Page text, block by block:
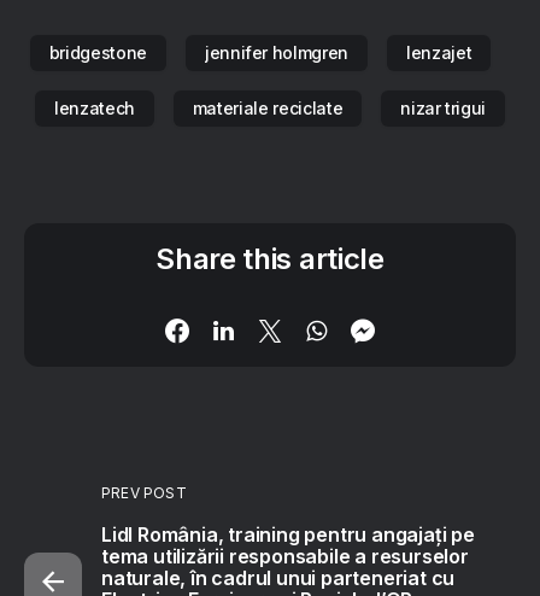
bridgestone jennifer holmgren lenzajet
lenzatech materiale reciclate nizar trigui
Share this article
PREV POST
Lidl România, training pentru angajați pe
tema utilizării responsabile a resurselor
naturale, în cadrul unui parteneriat cu